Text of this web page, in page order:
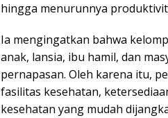
hingga menurunnya
Ia mengingatkan bahwa
anak, lansia, ibu hamil, dan
pernapasan. Oleh karena itu,
fasilitas kesehatan,
kesehatan yang mudah